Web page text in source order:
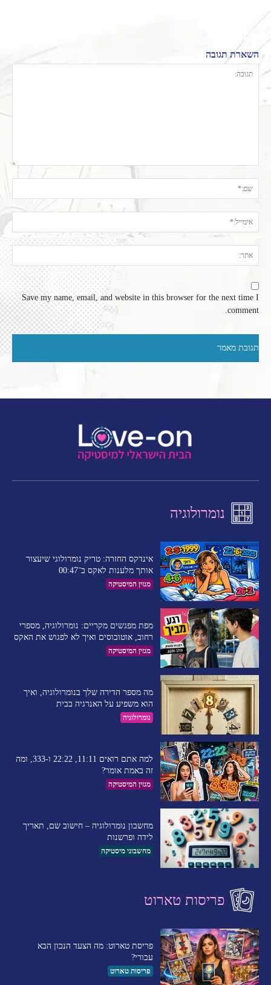
השארת תגובה
Save my name, email, and website in this browser for the next time I
comment.
נומרולוגיה
אינדקס החזרה: טריק נומרולוגי שיעצור
אותך מלענות לאקס ב־00:47
מגזין המיסטיקה
מפת מפגשים מקריים: נומרולוגיה, מספרי
רחוב, אוטובוסים ואיך לא לפגוש את האקס
מגזין המיסטיקה
מה מספר הדירה שלך בנומרולוגיה, ואיך
הוא משפיע על האנרגיה בבית
נומרולוגיה
למה אתם רואים 11:11, 22:22 ו-333, ומה
זה באמת אומר?
מגזין המיסטיקה
מחשבון נומרולוגיה – חישוב שם, תאריך
לידה ופרשנות
מחשבוני מיסטיקה
פריסות טארוט
פריסת טארוט: מה הצעד הנכון הבא
עבורי?
פריסות טארוט